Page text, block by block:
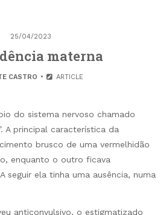
25/04/2023
materna
CASTRO ARTICLE
do sistema nervoso chamado
A principal característica da
brusco de uma vermelhidão
enquanto o outro ficava
seguir ela tinha uma ausência, numa
anticonvulsivo, o estigmatizado